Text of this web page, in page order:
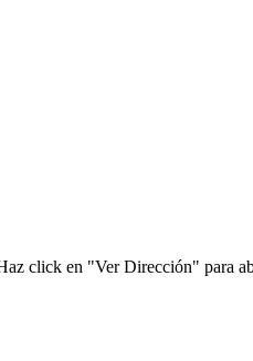
click en "Ver Dirección" para